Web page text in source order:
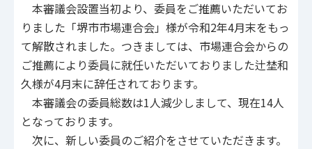
本審議会設置当初より、委員をご推薦いただいてお
りました「堺市市場連合会」様が令和2年4月末をもっ
て解散されました。つきましては、市場連合会からの
ご推薦により委員に就任いただいておりました辻埜和
久様が4月末に辞任されております。
本審議会の委員総数は1人減少しまして、現在14人
となっております。
次に、新しい委員のご紹介をさせていただきます。